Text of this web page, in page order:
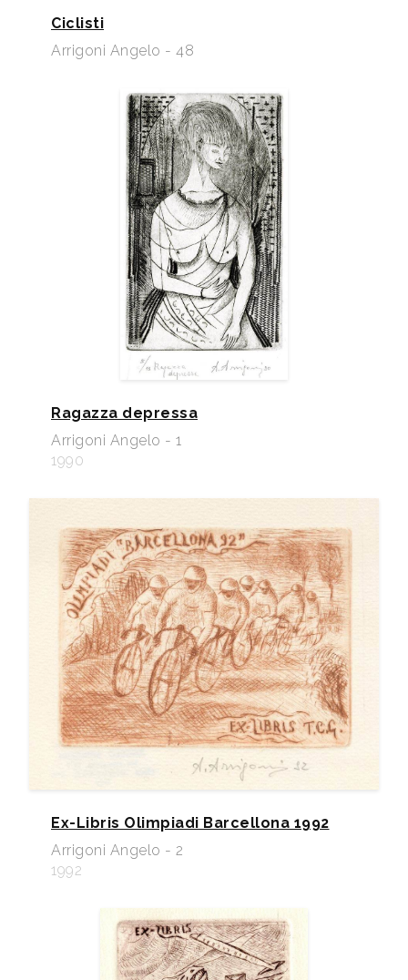
Ciclisti
Arrigoni Angelo - 48
Ragazza depressa
Arrigoni Angelo - 1
1990
Ex-Libris Olimpiadi Barcellona 1992
Arrigoni Angelo - 2
1992